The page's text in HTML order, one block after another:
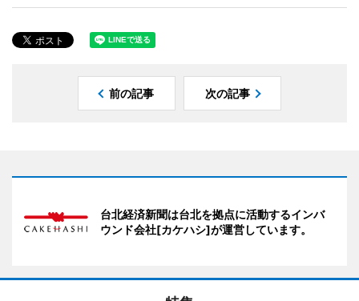
前の記事 次の記事
台北経済新聞は台北を拠点に活動するインバ
ウンド会社[カケハシ]が運営しています。